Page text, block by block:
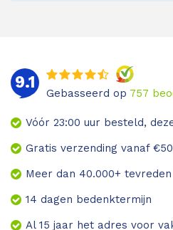
9.1
Gebasseerd op 757
Vóór 23:00 uur besteld,
Gratis verzending vanaf
Meer dan 40.000+
14 dagen bedenktermijn
Al 15 jaar het adres voor